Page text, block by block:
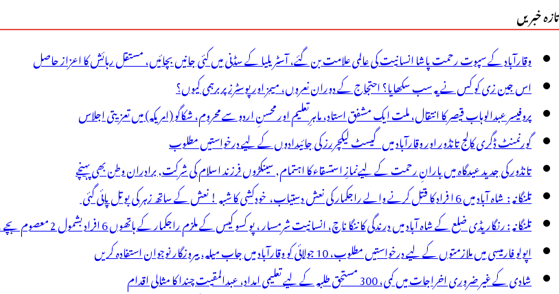
تین
فیٹ
اوپر
اٹھایا
جارہا
ہے،
سیول
انجینئر
شعیب
احمد
تازہ خبریں
وقارآباد کے سپوت رحمت پاشا انسانیت کی عالمی علامت بن گئے، آسٹریلیا کے سڈنی میں کئی جانیں بچائیں، مستقل رہائش کا اعزاز حاصل
اس جین زی کو کس نے یہ سب سکھایا؟ احتجاج کے دوران نعروں، میمز اور پوسٹرز پر برہمی کیوں؟
پروفیسر عبدالوہاب قیصر کا انتقال، ملت ایک مشفق استاد، ماہرِتعلیم اور محسنِ اردو سے محروم، شکاگو (امریکہ) میں تعزیتی اجلاس
گورنمنٹ ڈگری کالج تانڈور اور وقارآباد میں گیسٹ لیکچررز کی جائیدادوں کے لیے درخواستیں مطلوب
تانڈور کی جدید عیدگاہ میں بارانِ رحمت کے لیےنمازِ استسقاء کا اہتمام, سینکڑوں فرزند اسلام کی شرکت, برادران وطن بھی پہنچے
تلنگانہ : شاہ آباد میں 6 ا فراد کا قتل کرنے والے راجکمار کی نعش دستیاب، خودکشی کا شبہ ! نعش کے ساتھ زہر کی بوتل پائی گئی
تلنگانہ : رنگاریڈی ضلع کے شاہ آباد میں درندگی کا ننگا ناچ، انسانیت شرمسار ، پو کسو کیس کے ملزم راجکمار کے ہاتھوں 6 افراد بشمول 2 معصوم بچے کے قتل کی لرزہ خیز واردات
اپولو فارمیسی میں ملازمتوں کے لیے درخواستیں مطلوب، 10 جولائی کو وقارآباد میں جاب میلہ، بیروزگار نوجوان استفادہ کریں
شادی کے غیر ضروری اخراجات میں کمی، 300 مستحق طلبہ کے لیے تعلیمی امداد، عبدالمقیت چندا کا مثالی اقدام